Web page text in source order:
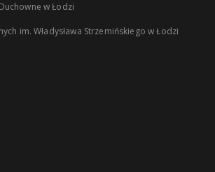
w Łodzi
im. Władysława Strzemińskiego w Łodzi